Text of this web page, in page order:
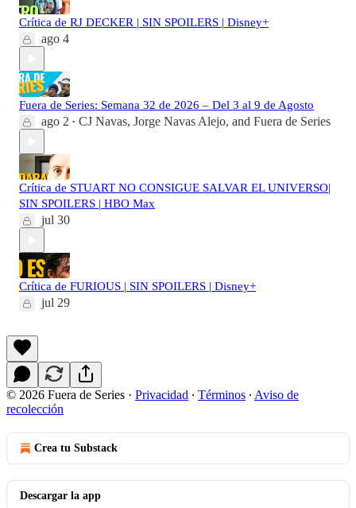
Crítica de RJ DECKER | SIN SPOILERS | Disney+
ago 4
Fuera de Series: Semana 32 de 2026 – Del 3 al 9 de Agosto
ago 2 • CJ Navas, Jorge Navas Alejo, and Fuera de Series
Crítica de STUART NO CONSIGUE SALVAR EL UNIVERSO|
SIN SPOILERS | HBO Max
jul 30
Crítica de FURIOUS | SIN SPOILERS | Disney+
jul 29
© 2026 Fuera de Series · Privacidad ∙ Términos ∙ Aviso de
recolección
Crea tu Substack
Descargar la app